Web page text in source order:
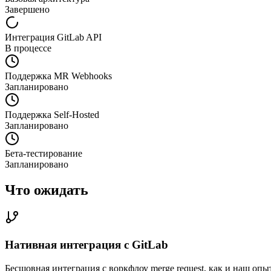
Завершено
Интеграция GitLab API
В процессе
Поддержка MR Webhooks
Запланировано
Поддержка Self-Hosted
Запланировано
Бета-тестирование
Запланировано
Что ожидать
Нативная интеграция с GitLab
Бесшовная интеграция с воркфлоу merge request, как и наш